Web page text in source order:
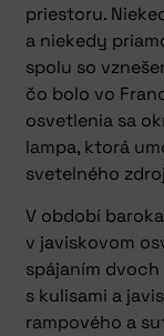
priestoru.
a niekedy
spolu so
čo bolo vo
osvetlenia sa
lampa, ktorá
svetelného
V období
v javiskovom
spájaním
s kulisami a
rampového a